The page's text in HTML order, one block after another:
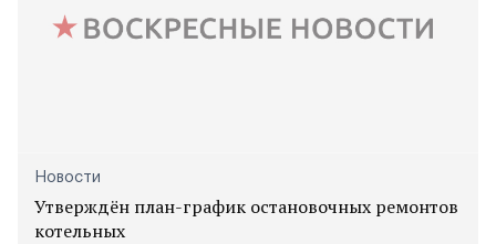
Новости
Утверждён план-график остановочных ремонтов
котельных